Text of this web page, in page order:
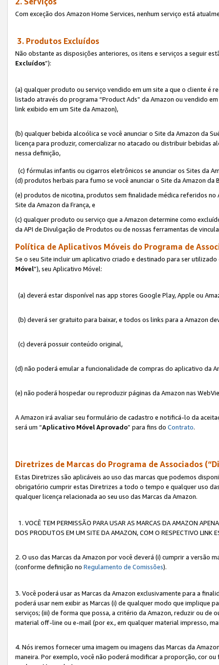
Com exceção dos Amazon Home Services, nenhum serviço está
3. Produtos Excluídos
Não obstante as disposições anteriores, os itens e serviços a seguir
Excluídos”):
(a) qualquer produto ou serviço vendido em um site a que o cliente é
listado através do programa “Product Ads” da Amazon ou vendido
link exibido em um Site da Amazon),
(b) qualquer bebida alcoólica se você anunciar o Site da Amazon da
licença para produzir, comercializar no atacado ou distribuir bebidas
nessa definição,
(c) fórmulas infantis ou cigarros eletrônicos se anunciar os Sites da
(d) produtos herbais para fumo se você anunciar o Site da Amazon da
(e) produtos de nicotina, produtos sem finalidade médica referidos no
Site da Amazon da França, e
(c) qualquer produto ou serviço que a Amazon determine como
da API de Divulgação de Produtos ou de nossas ferramentas de
Política de Aplicativos Móveis do Programa de
Se o seu Site incluir um aplicativo criado e destinado para ser
Móvel”), seu Aplicativo Móvel:
(a) deverá estar disponível nas app stores Google Play, Apple ou
(b) deverá ser gratuito para baixar, e todos os links para a Amazon
(c) deverá possuir conteúdo original,
(d) não poderá emular a funcionalidade de compras do aplicativo da
(e) não poderá hospedar ou reproduzir páginas da Amazon nas
A Amazon irá avaliar seu formulário de cadastro e notificá-lo da
será um “Aplicativo Móvel Aprovado” para fins do Contrato.
Diretrizes de Marcas do Programa de Associados
Estas Diretrizes são aplicáveis ao uso das marcas que podemos
obrigatório cumprir estas Diretrizes a todo o tempo e qualquer uso
qualquer licença relacionada ao seu uso das Marcas da Amazon.
1. VOCÊ TEM PERMISSÃO PARA USAR AS MARCAS DA AMAZON
DOS PRODUTOS EM UM SITE DA AMAZON, COM O RESPECTIVO LINK
2. O uso das Marcas da Amazon por você deverá (i) cumprir a versão
(conforme definição no Regulamento de Comissões).
3. Você poderá usar as Marcas da Amazon exclusivamente para a
poderá usar nem exibir as Marcas (i) de qualquer modo que implique
serviços; (iii) de forma que possa, a critério da Amazon, reduzir ou de
material off-line ou e-mail (por ex., em qualquer material impresso,
4. Nós iremos fornecer uma imagem ou imagens das Marcas da
maneira. Por exemplo, você não poderá modificar a proporção, cor